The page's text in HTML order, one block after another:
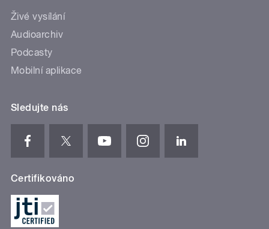
Živé vysílání
Audioarchiv
Podcasty
Mobilní aplikace
Sledujte nás
Certifikováno